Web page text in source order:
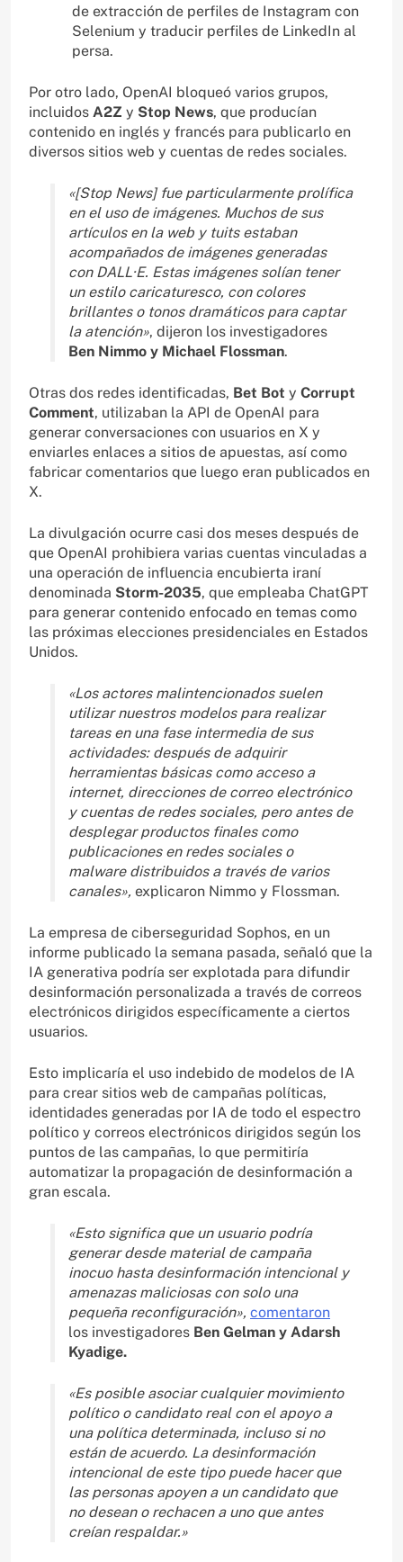
de extracción de perfiles de Instagram con
Selenium y traducir perfiles de LinkedIn al
persa.
Por otro lado, OpenAI bloqueó varios grupos,
incluidos A2Z y Stop News, que producían
contenido en inglés y francés para publicarlo en
diversos sitios web y cuentas de redes sociales.
«[Stop News] fue particularmente prolífica
en el uso de imágenes. Muchos de sus
artículos en la web y tuits estaban
acompañados de imágenes generadas
con DALL·E. Estas imágenes solían tener
un estilo caricaturesco, con colores
brillantes o tonos dramáticos para captar
la atención», dijeron los investigadores
Ben Nimmo y Michael Flossman.
Otras dos redes identificadas, Bet Bot y Corrupt
Comment, utilizaban la API de OpenAI para
generar conversaciones con usuarios en X y
enviarles enlaces a sitios de apuestas, así como
fabricar comentarios que luego eran publicados en
X.
La divulgación ocurre casi dos meses después de
que OpenAI prohibiera varias cuentas vinculadas a
una operación de influencia encubierta iraní
denominada Storm-2035, que empleaba ChatGPT
para generar contenido enfocado en temas como
las próximas elecciones presidenciales en Estados
Unidos.
«Los actores malintencionados suelen
utilizar nuestros modelos para realizar
tareas en una fase intermedia de sus
actividades: después de adquirir
herramientas básicas como acceso a
internet, direcciones de correo electrónico
y cuentas de redes sociales, pero antes de
desplegar productos finales como
publicaciones en redes sociales o
malware distribuidos a través de varios
canales», explicaron Nimmo y Flossman.
La empresa de ciberseguridad Sophos, en un
informe publicado la semana pasada, señaló que la
IA generativa podría ser explotada para difundir
desinformación personalizada a través de correos
electrónicos dirigidos específicamente a ciertos
usuarios.
Esto implicaría el uso indebido de modelos de IA
para crear sitios web de campañas políticas,
identidades generadas por IA de todo el espectro
político y correos electrónicos dirigidos según los
puntos de las campañas, lo que permitiría
automatizar la propagación de desinformación a
gran escala.
«Esto significa que un usuario podría
generar desde material de campaña
inocuo hasta desinformación intencional y
amenazas maliciosas con solo una
pequeña reconfiguración», comentaron
los investigadores Ben Gelman y Adarsh
Kyadige.
«Es posible asociar cualquier movimiento
político o candidato real con el apoyo a
una política determinada, incluso si no
están de acuerdo. La desinformación
intencional de este tipo puede hacer que
las personas apoyen a un candidato que
no desean o rechacen a uno que antes
creían respaldar.»